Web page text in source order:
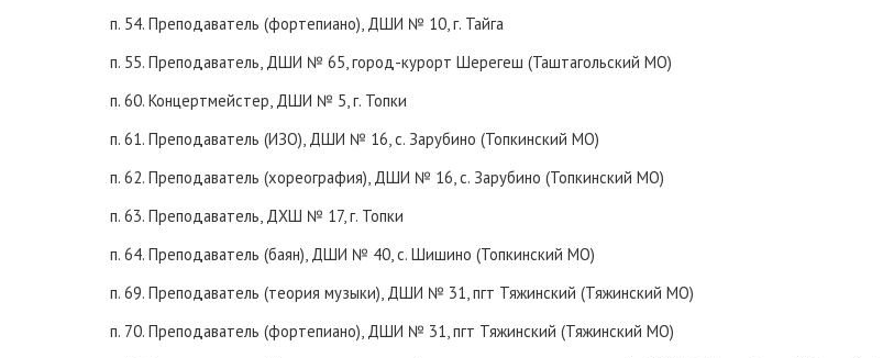
п. 54. Преподаватель (фортепиано), ДШИ № 10, г. Тайга
п. 55. Преподаватель, ДШИ № 65, город-курорт Шерегеш (Таштагольский МО)
п. 60. Концертмейстер, ДШИ № 5, г. Топки
п. 61. Преподаватель (ИЗО), ДШИ № 16, с. Зарубино (Топкинский МО)
п. 62. Преподаватель (хореография), ДШИ № 16, с. Зарубино (Топкинский МО)
п. 63. Преподаватель, ДХШ № 17, г. Топки
п. 64. Преподаватель (баян), ДШИ № 40, с. Шишино (Топкинский МО)
п. 69. Преподаватель (теория музыки), ДШИ № 31, пгт Тяжинский (Тяжинский МО)
п. 70. Преподаватель (фортепиано), ДШИ № 31, пгт Тяжинский (Тяжинский МО)